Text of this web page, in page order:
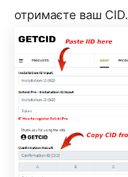
отримаєте ваш CID.